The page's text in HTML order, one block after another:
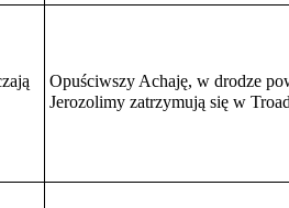
Opuściwszy Achaję, w drodze
Jerozolimy zatrzymują się w